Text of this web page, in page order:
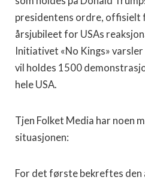
presidentens ordre, offisielt
årsjubileet for USAs
Initiativet «No Kings»
vil holdes 1500
hele USA.
Tjen Folket Media har noen
situasjonen:
For det første bekreftes den